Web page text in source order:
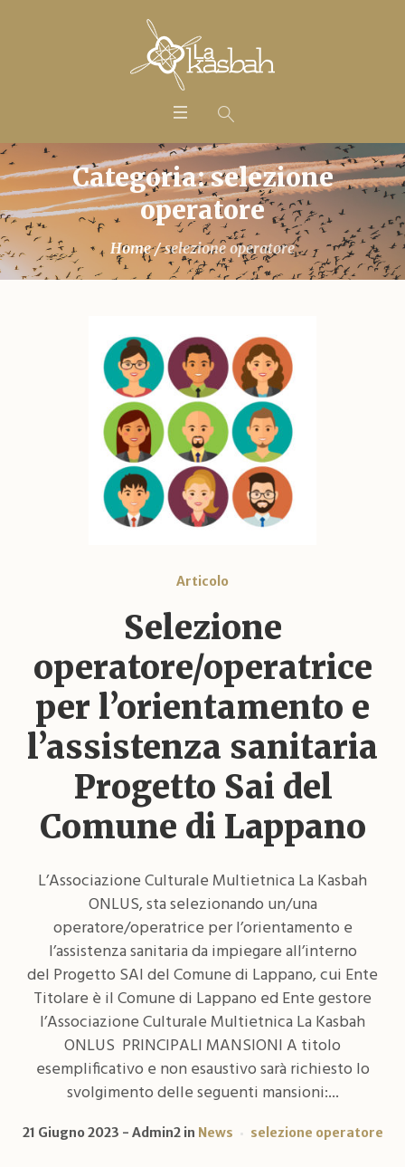
Categoria: selezione
operatore
Home /selezione operatore
Articolo
Selezione
operatore/operatrice
per l’orientamento e
l’assistenza sanitaria
Progetto Sai del
Comune di Lappano
L’Associazione Culturale Multietnica La Kasbah
ONLUS, sta selezionando un/una
operatore/operatrice per l’orientamento e
l’assistenza sanitaria da impiegare all’interno
del Progetto SAI del Comune di Lappano, cui Ente
Titolare è il Comune di Lappano ed Ente gestore
l’Associazione Culturale Multietnica La Kasbah
ONLUS PRINCIPALI MANSIONI A titolo
esemplificativo e non esaustivo sarà richiesto lo
svolgimento delle seguenti mansioni:...
21 Giugno 2023 Admin2in News selezione operatore